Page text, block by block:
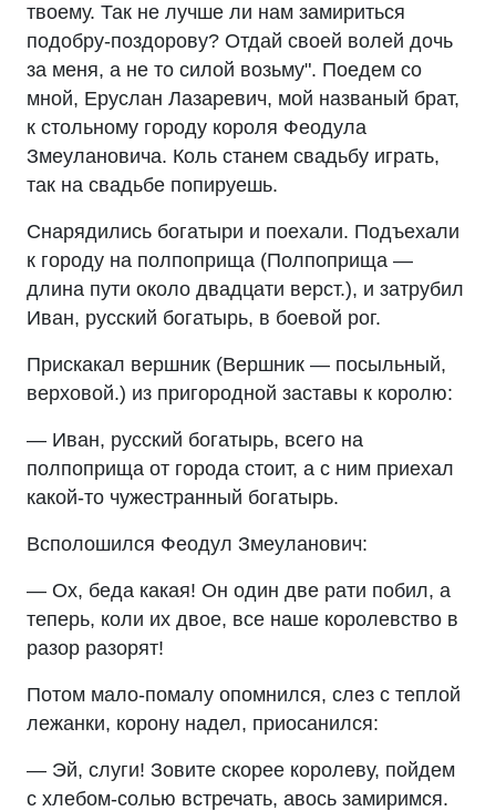
твоему. Так не лучше ли нам замириться
подобру-поздорову? Отдай своей волей дочь
за меня, а не то силой возьму". Поедем со
мной, Еруслан Лазаревич, мой названый брат,
к стольному городу короля Феодула
Змеулановича. Коль станем свадьбу играть,
так на свадьбе попируешь.
Снарядились богатыри и поехали. Подъехали
к городу на полпоприща (Полпоприща —
длина пути около двадцати верст.), и затрубил
Иван, русский богатырь, в боевой рог.
Прискакал вершник (Вершник — посыльный,
верховой.) из пригородной заставы к королю:
— Иван, русский богатырь, всего на
полпоприща от города стоит, а с ним приехал
какой-то чужестранный богатырь.
Всполошился Феодул Змеуланович:
— Ох, беда какая! Он один две рати побил, а
теперь, коли их двое, все наше королевство в
разор разорят!
Потом мало-помалу опомнился, слез с теплой
лежанки, корону надел, приосанился:
— Эй, слуги! Зовите скорее королеву, пойдем
с хлебом-солью встречать, авось замиримся.